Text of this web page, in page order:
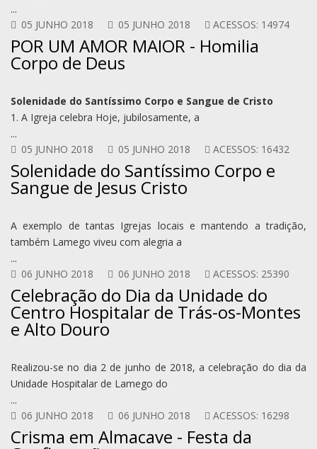
...
05 JUNHO 2018
05 JUNHO 2018 ACESSOS: 14974
POR UM AMOR MAIOR - Homilia
Corpo de Deus
Solenidade do Santíssimo Corpo e Sangue de Cristo
1. A Igreja celebra Hoje, jubilosamente, a
...
05 JUNHO 2018
05 JUNHO 2018 ACESSOS: 16432
Solenidade do Santíssimo Corpo e
Sangue de Jesus Cristo
A exemplo de tantas Igrejas locais e mantendo a tradição,
também Lamego viveu com alegria a
...
06 JUNHO 2018
06 JUNHO 2018 ACESSOS: 25390
Celebração do Dia da Unidade do
Centro Hospitalar de Trás-os-Montes
e Alto Douro
Realizou-se no dia 2 de junho de 2018, a celebração do dia da
Unidade Hospitalar de Lamego do
...
06 JUNHO 2018
06 JUNHO 2018 ACESSOS: 16298
Crisma em Almacave - Festa da